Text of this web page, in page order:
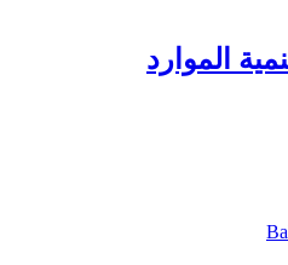
الموارد